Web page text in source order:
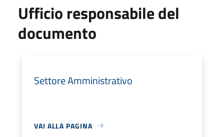
Ufficio responsabile del
documento
Settore Amministrativo
VAI ALLA PAGINA